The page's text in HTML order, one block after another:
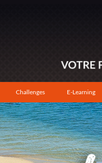
Challenges E-Learning